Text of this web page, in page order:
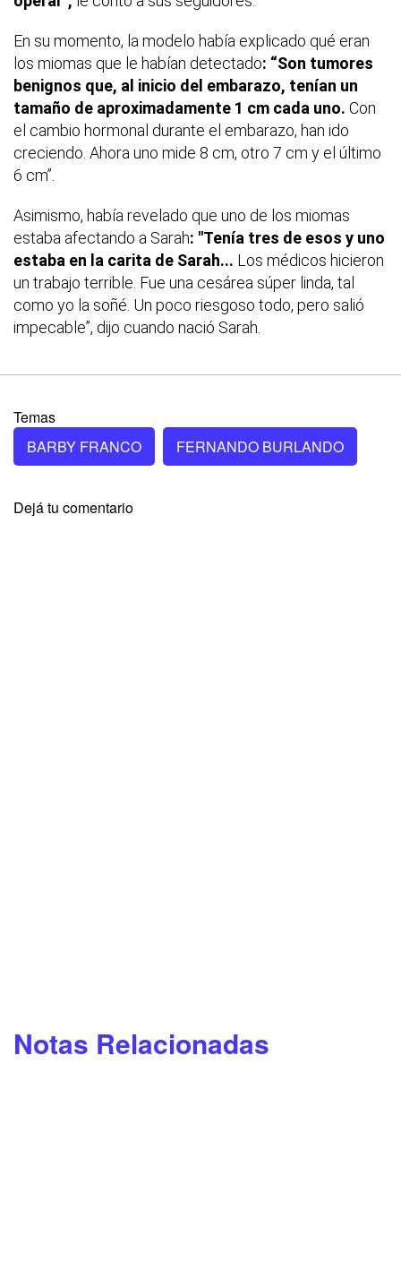
En su momento, la modelo había explicado qué eran
los miomas que le habían detectado: “Son tumores
benignos que, al inicio del embarazo, tenían un
tamaño de aproximadamente 1 cm cada uno. Con
el cambio hormonal durante el embarazo, han ido
creciendo. Ahora uno mide 8 cm, otro 7 cm y el último
6 cm”.
Asimismo, había revelado que uno de los miomas
estaba afectando a Sarah: "Tenía tres de esos y uno
estaba en la carita de Sarah... Los médicos hicieron
un trabajo terrible. Fue una cesárea súper linda, tal
como yo la soñé. Un poco riesgoso todo, pero salió
impecable”, dijo cuando nació Sarah.
Temas
BARBY FRANCO
FERNANDO BURLANDO
Dejá tu comentario
Notas Relacionadas